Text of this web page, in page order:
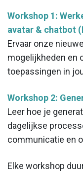
Workshop 1:
avatar & chatbot
Ervaar onze
mogelijkheden en
toepassingen in
Workshop 2:
Leer hoe je
dagelijkse
communicatie en
Elke workshop